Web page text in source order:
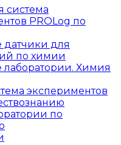
система
PROLog по
для
по химии
Химия
экспериментов
по